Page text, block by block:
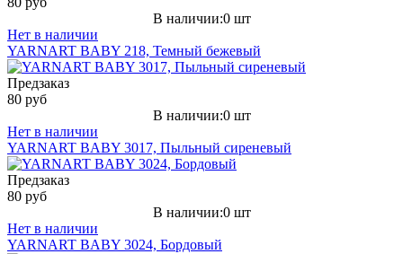
В наличии:0 шт
Нет в наличии
YARNART BABY 218, Темный бежевый
Предзаказ
80 руб
В наличии:0 шт
Нет в наличии
YARNART BABY 3017, Пыльный сиреневый
Предзаказ
80 руб
В наличии:0 шт
Нет в наличии
YARNART BABY 3024, Бордовый